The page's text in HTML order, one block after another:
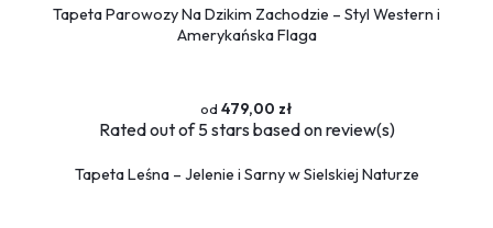
Tapeta Parowozy Na Dzikim Zachodzie – Styl Western i
Amerykańska Flaga
479,00 zł
Ratedout of 5 stars based onreview(s)
Tapeta Leśna – Jelenie i Sarny w Sielskiej Naturze